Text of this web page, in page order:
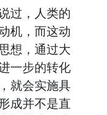
过，人类的
机，而这动
想，通过大
一步的转化
就会实施具
成并不是直